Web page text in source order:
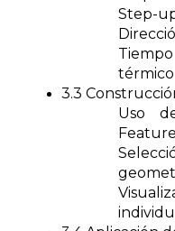
Step-
térmico
3.3
Uso